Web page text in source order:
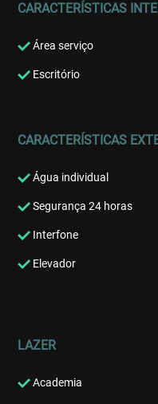
CARACTERÍSTICAS
Área serviço
Escritório
CARACTERÍSTICAS
Água individual
Segurança 24 horas
Interfone
Elevador
LAZER
Academia